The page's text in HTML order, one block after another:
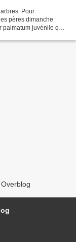
Pour
pères dimanche
juvénile que